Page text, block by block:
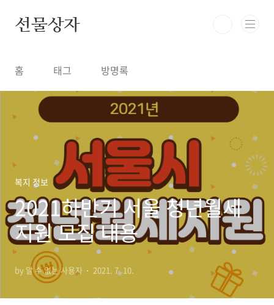
선물상자
홈 태그 방명록
복지 정보
2021하반기 서울 청년월세
지원 모집 내용
by 알 수 없는 사용자 2021. 7. 10.